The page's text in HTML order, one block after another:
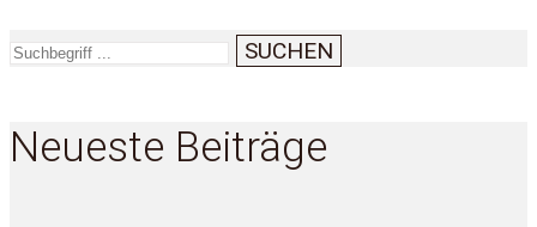
SUCHEN
Neueste Beiträge